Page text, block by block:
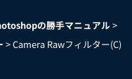
の勝手マニュアル>
>Camera Rawフィルター(C)